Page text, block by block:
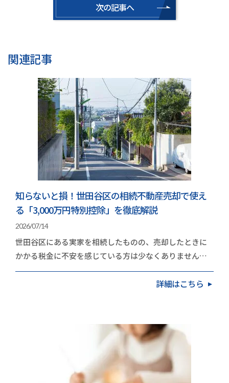
次の記事へ
関連記事
知らないと損！世田谷区の相続不動産売却で使え
る「3,000万円特別控除」を徹底解説
2026/07/14
世田谷区にある実家を相続したものの、売却したときに
かかる税金に不安を感じている方は少なくありません。
地価の高いエリアだけに、取得費や譲渡費用を差し引…
詳細はこちら